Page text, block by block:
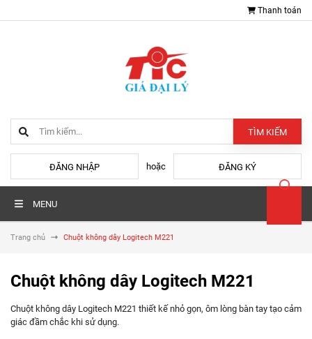
Thanh toán
TÌM KIẾM
ĐĂNG NHẬP hoặc ĐĂNG KÝ
MENU
Trang chủ Chuột không dây Logitech M221
Chuột không dây Logitech M221
Chuột không dây Logitech M221 thiết kế nhỏ gọn, ôm lòng bàn tay tạo cảm
giác đầm chắc khi sử dụng.